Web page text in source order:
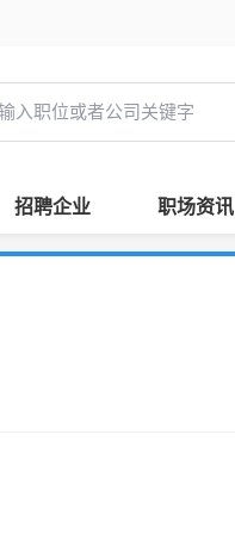
招聘企业 职场资讯